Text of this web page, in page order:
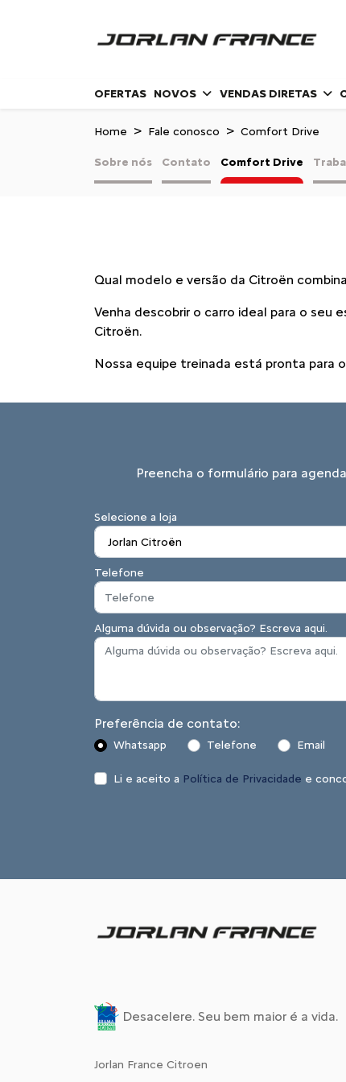
OFERTAS NOVOS VENDAS DIRETAS
Home Fale conosco Comfort Drive
Sobre nós Contato Comfort Drive
Qual modelo e versão da Citroën
Venha descobrir o carro ideal para o
Citroën.
Nossa equipe treinada está pronta para
Preencha o formulário para
Selecione a loja
Telefone
Alguma dúvida ou observação? Escreva aqui.
Preferência de contato:
Whatsapp Telefone Email
Li e aceito a Política de Privacidade e
Desacelere. Seu bem maior é a vida.
Jorlan France Citroen